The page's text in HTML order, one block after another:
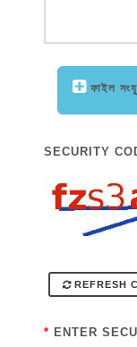
ফাইল
SECURITY
REFRESH
* ENTER